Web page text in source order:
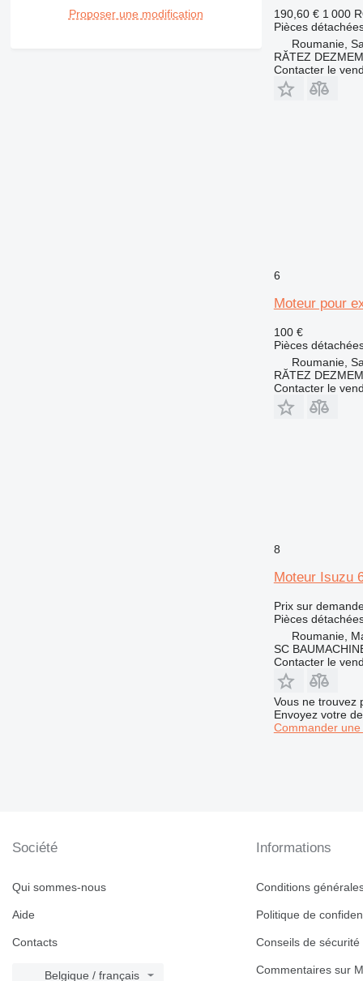
424
G-series
Proposer une modification 190,60 € 1 000
Pièces
Roumanie,
RĂTEZ
Contacter le
6
Moteur pour
100 €
Pièces
Roumanie,
RĂTEZ
Contacter le
8
Moteur Isuzu
Prix sur
Pièces
Roumanie,
SC
Contacter le
Vous ne trouvez
Envoyez votre
Commander
Société
Qui sommes-nous
Aide
Contacts
Belgique / français
Informations
Conditions
Politique de
Conseils de sécurité
Commentaires sur